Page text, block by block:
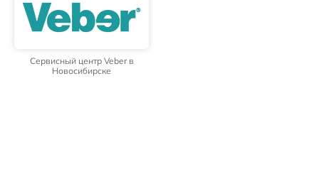
Сервисный центр Veber в
Новосибирске